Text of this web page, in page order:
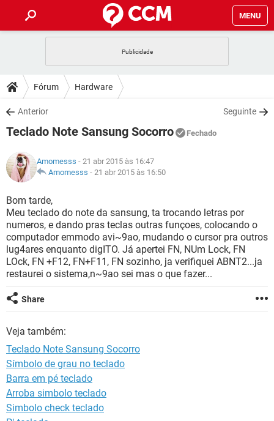
MENU
CELULAR
OUTLOOK
INSTAGRAM GMAIL
GUIA DE COMPRAS
DICAS
JOGOS
INSTAGRAM GMAIL
GUIA DE COMPRAS
DOWNLOADS
JOGOS WHATSAPP
CELULAR
OUTLOOK EXCEL
INSTAGRAM
GUIA DE COMPRAS
JOGOS WHATSAPP
CELULAR
OUTLOOK
INSTAGRAM GMAIL
GUIA DE COMPRAS
GLOSSÁRIO
CELULAR FACEBOOK
OUTLOOK EXCEL
INSTAGRAM GMAIL
GUIA DE COMPRAS
Fórum Hardware
Anterior Seguinte
Teclado Note Sansung Socorro Fechado
Amomesss - 21 abr 2015 às 16:47
Amomesss - 21 abr 2015 às 16:50
Bom tarde,
Meu teclado do note da sansung, ta trocando letras por
numeros, e dando pras teclas outras funçoes, colocando o
computador emmodo avi~9ao, mudando o cursor pra outros
lug4ares enquanto digITO. Já apertei FN, NUm Lock, FN
LOck, FN +F12, FN+F11, FN sozinho, ja verifiquei ABNT2...ja
restaurei o sistema,n~9ao sei mas o que fazer...
Share
Veja também:
Teclado Note Sansung Socorro
Símbolo de grau no teclado
Barra em pé teclado
Arroba simbolo teclado
Simbolo check teclado